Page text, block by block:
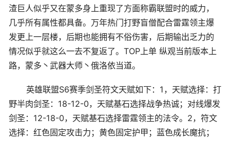
渣巨人似乎又在蒙多身上重现了方面称霸联盟时的威力，
几乎所有属性都具备。万年热门打野盲僧配合雷霆领主爆
发更上一层楼，后期也能拥有不俗伤害，后期输出乏力的
情况似乎就这么一去不复返了。TOP上单 纵观当前版本上
路，蒙多丶武器大师丶俄洛依当道。
英雄联盟S6赛季剑圣符文天赋如下：1，天赋选择：打
野半肉剑圣：18-12-0，天赋基石选择战争热诚；对线爆发
剑圣：12-18-0，天赋基石选择雷霆领主的法令。2，符文
选择：红色固定攻击力；黄色固定护甲；蓝色成长魔抗；